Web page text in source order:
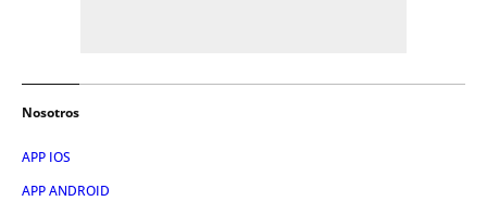
Nosotros
APP IOS
APP ANDROID